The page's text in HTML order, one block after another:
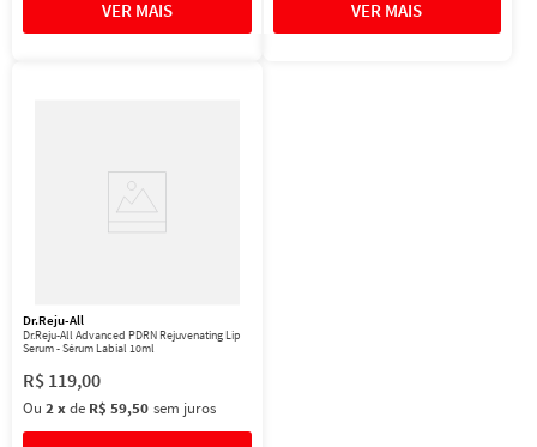
Dr.Reju-All
Dr.Reju-All Advanced PDRN Rejuvenating Lip
Serum - Sérum Labial 10ml
R$ 119,00
Ou 2xde R$ 59,50 sem juros